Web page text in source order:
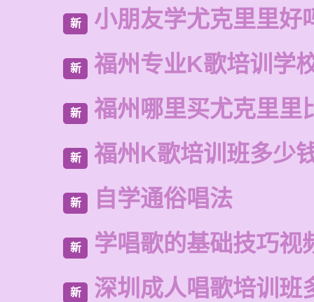
新 小朋友学尤克里里好
新 福州专业K歌培训学
新 福州哪里买尤克里里
新 福州K歌培训班多少
新 自学通俗唱法
新 学唱歌的基础技巧视
新 深圳成人唱歌培训班